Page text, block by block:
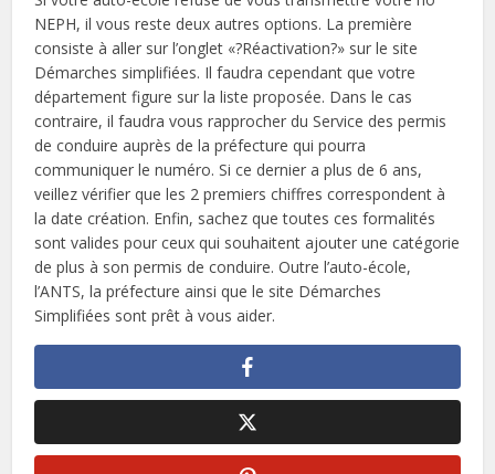
NEPH, il vous reste deux autres options. La première
consiste à aller sur l’onglet «?Réactivation?» sur le site
Démarches simplifiées. Il faudra cependant que votre
département figure sur la liste proposée. Dans le cas
contraire, il faudra vous rapprocher du Service des permis
de conduire auprès de la préfecture qui pourra
communiquer le numéro. Si ce dernier a plus de 6 ans,
veillez vérifier que les 2 premiers chiffres correspondent à
la date création. Enfin, sachez que toutes ces formalités
sont valides pour ceux qui souhaitent ajouter une catégorie
de plus à son permis de conduire. Outre l’auto-école,
l’ANTS, la préfecture ainsi que le site Démarches
Simplifiées sont prêt à vous aider.